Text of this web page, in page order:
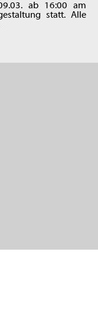
ab 16:00 am
statt. Alle